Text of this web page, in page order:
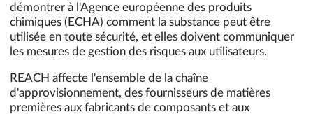
démontrer à l'Agence européenne des produits
chimiques (ECHA) comment la substance peut être
utilisée en toute sécurité, et elles doivent communiquer
les mesures de gestion des risques aux utilisateurs.
REACH affecte l'ensemble de la chaîne
d'approvisionnement, des fournisseurs de matières
premières aux fabricants de composants et aux